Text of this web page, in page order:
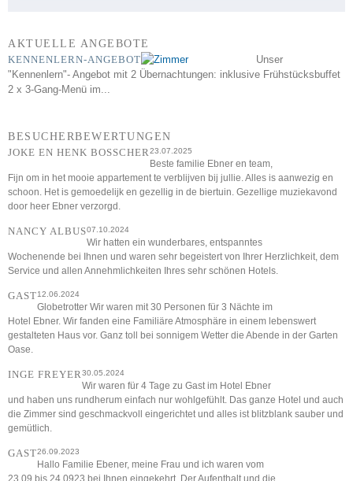
AKTUELLE ANGEBOTE
KENNENLERN-ANGEBOT
Unser
"Kennenlern"- Angebot mit 2 Übernachtungen: inklusive Frühstücksbuffet
2 x 3-Gang-Menü im...
BESUCHERBEWERTUNGEN
JOKE EN HENK BOSSCHER23.07.2025
Beste familie Ebner en team,
Fijn om in het mooie appartement te verblijven bij jullie. Alles is aanwezig en
schoon. Het is gemoedelijk en gezellig in de biertuin. Gezellige muziekavond
door heer Ebner verzorgd.
NANCY ALBUS07.10.2024
Wir hatten ein wunderbares, entspanntes
Wochenende bei Ihnen und waren sehr begeistert von Ihrer Herzlichkeit, dem
Service und allen Annehmlichkeiten Ihres sehr schönen Hotels.
GAST12.06.2024
Globetrotter Wir waren mit 30 Personen für 3 Nächte im
Hotel Ebner. Wir fanden eine Familiäre Atmosphäre in einem lebenswert
gestalteten Haus vor. Ganz toll bei sonnigem Wetter die Abende in der Garten
Oase.
INGE FREYER30.05.2024
Wir waren für 4 Tage zu Gast im Hotel Ebner
und haben uns rundherum einfach nur wohlgefühlt. Das ganze Hotel und auch
die Zimmer sind geschmackvoll eingerichtet und alles ist blitzblank sauber und
gemütlich.
GAST26.09.2023
Hallo Familie Ebener, meine Frau und ich waren vom
23.09 bis 24.0923 bei Ihnen eingekehrt. Der Aufenthalt und die